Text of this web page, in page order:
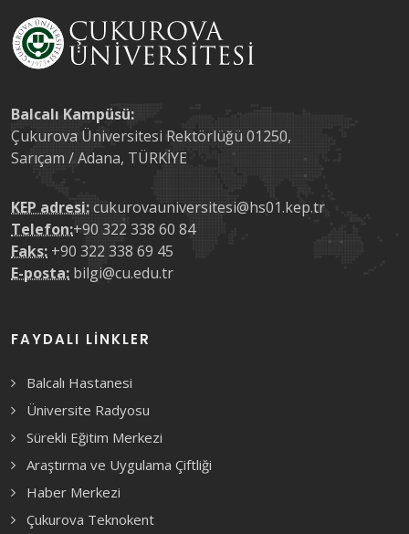
Balcalı Kampüsü:
Çukurova Üniversitesi Rektörlüğü 01250,
Sarıçam / Adana, TÜRKİYE
KEP adresi:cukurovauniversitesi@hs01.kep.tr
Telefon:+90 322 338 60 84
Faks: +90 322 338 69 45
E-posta: bilgi@cu.edu.tr
FAYDALI LINKLER
Balcalı Hastanesi
Üniversite Radyosu
Sürekli Eğitim Merkezi
Araştırma ve Uygulama Çiftliği
Haber Merkezi
Çukurova Teknokent